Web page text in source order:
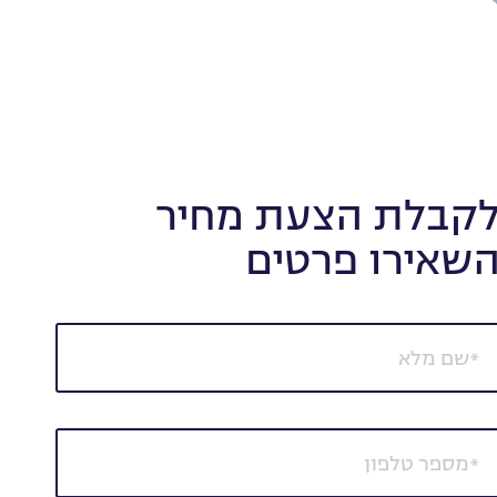
הצעת מחיר
פרטים